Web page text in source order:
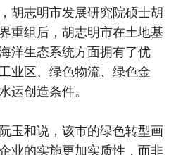
胡志明市发展研究院硕士胡
重组后，胡志明市在土地基
洋生态系统方面拥有了优
业区、绿色物流、绿色金
运创造条件。
玉和说，该市的绿色转型画
业的实施更加实质性，而非